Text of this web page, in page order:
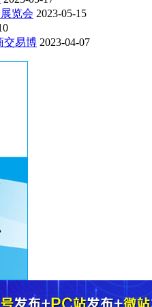
览会 2023-05-15
交易博 2023-04-07